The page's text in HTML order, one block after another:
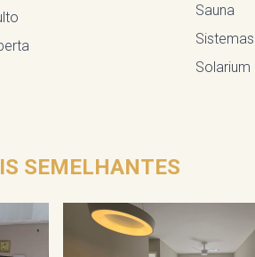
Sauna
Solarium
SEMELHANTES